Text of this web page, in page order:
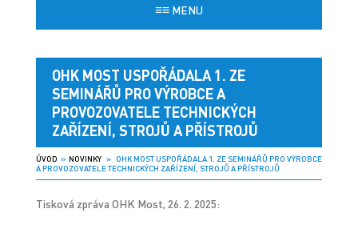
≡≡MENU
OHK MOST USPOŘÁDALA 1. ZE
SEMINÁŘŮ PRO VÝROBCE A
PROVOZOVATELE TECHNICKÝCH
ZAŘÍZENÍ, STROJŮ A PŘÍSTROJŮ
ÚVOD » NOVINKY» OHK MOST USPOŘÁDALA 1. ZE SEMINÁŘŮ PRO VÝROBCE
A PROVOZOVATELE TECHNICKÝCH ZAŘÍZENÍ, STROJŮ A PŘÍSTROJŮ
Tisková zpráva OHK Most, 26. 2. 2025: